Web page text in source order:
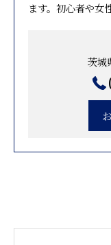
ます。初心者や女
茨城